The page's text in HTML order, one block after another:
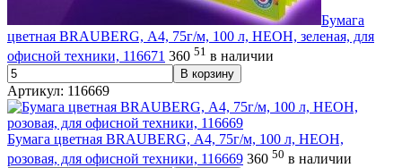
Бумага
цветная BRAUBERG, А4, 75г/м, 100 л, НЕОН, зеленая, для
офисной техники, 116671 360 51 в наличии
В корзину
Артикул: 116669
Бумага цветная BRAUBERG, А4, 75г/м, 100 л, НЕОН,
розовая, для офисной техники, 116669 360 50 в наличии